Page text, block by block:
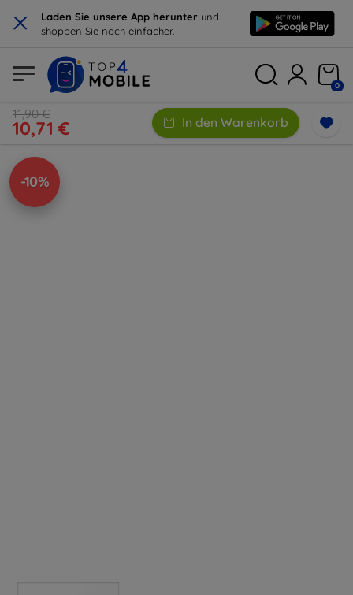
× Laden Sie unsere App herunter und
shoppen Sie noch einfacher.
0
11,90 €
10,71 € In den Warenkorb
-10%